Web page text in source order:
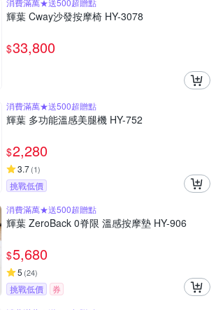
消費滿萬★送500超贈點
輝葉 Cway沙發按摩椅 HY-3078
$33,800
消費滿萬★送500超贈點
輝葉 多功能溫感美腿機 HY-752
$2,280
3.7(1)
挑戰低價
消費滿萬★送500超贈點
輝葉 ZeroBack 0脊限 溫感按摩墊 HY-906
$5,680
5 (24)
挑戰低價
券